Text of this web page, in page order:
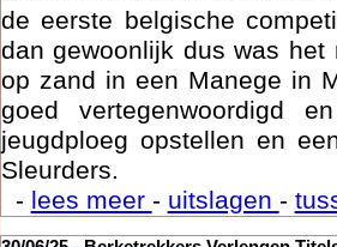
de eerste belgische
dan gewoonlijk dus was
op zand in een Manege in
goed vertegenwoordigd
jeugdploeg opstellen en
Sleurders.
- lees meer - uitslagen -